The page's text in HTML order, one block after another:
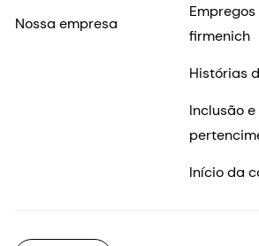
Nossa empresa
firmenich
Histórias
Inclusão e
Início da